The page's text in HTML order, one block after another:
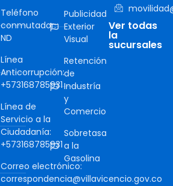
Teléfono
conmutador:
ND
Línea
Anticorrupción:
+573168785931
Línea de
Servicio a la
Ciudadanía:
+573168785931
Correo electrónico:
correspondencia@villavicencio.gov.co
Publicidad
Exterior
Visual
Retención
de
Industría
y
Comercio
Sobretasa
a la
Gasolina
Ver todas
la
sucursales